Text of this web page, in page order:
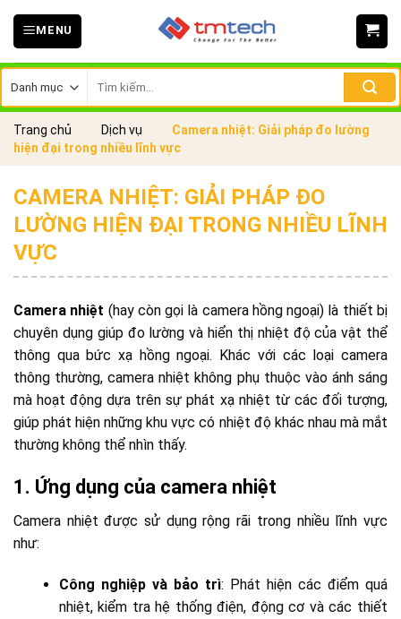
Skip
MENU
kiếm:
Trang chủ Dịch vụ
Camera nhiệt: Giải pháp đo lường
hiện đại trong nhiều lĩnh vực
CAMERA NHIỆT: GIẢI PHÁP ĐO
LƯỜNG HIỆN ĐẠI TRONG NHIỀU LĨNH
VỰC
Camera nhiệt (hay còn gọi là camera hồng ngoại) là thiết bị
chuyên dụng giúp đo lường và hiển thị nhiệt độ của vật thể
thông qua bức xạ hồng ngoại. Khác với các loại camera
thông thường, camera nhiệt không phụ thuộc vào ánh sáng
mà hoạt động dựa trên sự phát xạ nhiệt từ các đối tượng,
giúp phát hiện những khu vực có nhiệt độ khác nhau mà mắt
thường không thể nhìn thấy.
1. Ứng dụng của camera nhiệt
Camera nhiệt được sử dụng rộng rãi trong nhiều lĩnh vực
như:
Công nghiệp và bảo trì: Phát hiện các điểm quá
nhiệt, kiểm tra hệ thống điện, động cơ và các thiết